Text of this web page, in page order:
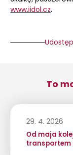
www.iidol.cz.
To
29. 4. 2026
Od maja
transportem